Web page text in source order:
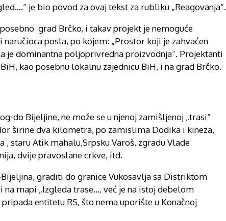
je bio povod za ovaj tekst za rubliku „Reagovanja“.
grad Brčko, i takav projekt je nemoguće
posla, po kojem: „Prostor koji je zahvaćen
je dominantna poljoprivredna proizvodnja“. Projektanti
kao posebnu lokalnu zajednicu BiH, i na grad Brčko.
do Bijeljine, ne može se u njenoj zamišljenoj „trasi“
širine dva kilometra, po zamislima Dodika i kineza,
staru Atik mahalu,Srpsku Varoš, zgradu Vlade
dvije pravoslane crkve, itd.
graditi do granice Vukosavlja sa Distriktom
na mapi „Izgleda trase…, već je na istoj debelom
entitetu RS, što nema uporište u Konačnoj